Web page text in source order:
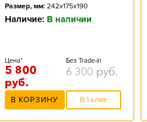
Размер, мм: 242x175x190
Наличие: В наличии
Цена*
5 800
руб.
Без Trade-in
6 300 руб.
В КОРЗИНУ В 1 клик